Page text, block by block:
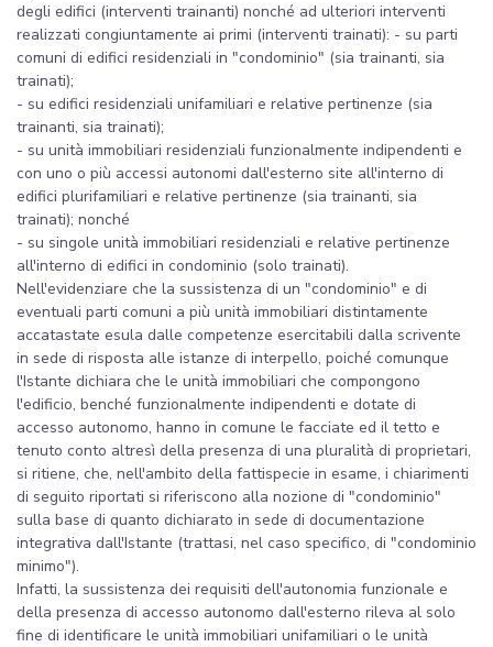
degli edifici (interventi trainanti) nonché ad ulteriori interventi
realizzati congiuntamente ai primi (interventi trainati): - su parti
comuni di edifici residenziali in "condominio" (sia trainanti, sia
trainati);
- su edifici residenziali unifamiliari e relative pertinenze (sia
trainanti, sia trainati);
- su unità immobiliari residenziali funzionalmente indipendenti e
con uno o più accessi autonomi dall'esterno site all'interno di
edifici plurifamiliari e relative pertinenze (sia trainanti, sia
trainati); nonché
- su singole unità immobiliari residenziali e relative pertinenze
all'interno di edifici in condominio (solo trainati).
Nell'evidenziare che la sussistenza di un "condominio" e di
eventuali parti comuni a più unità immobiliari distintamente
accatastate esula dalle competenze esercitabili dalla scrivente
in sede di risposta alle istanze di interpello, poiché comunque
l'Istante dichiara che le unità immobiliari che compongono
l'edificio, benché funzionalmente indipendenti e dotate di
accesso autonomo, hanno in comune le facciate ed il tetto e
tenuto conto altresì della presenza di una pluralità di proprietari,
si ritiene, che, nell'ambito della fattispecie in esame, i chiarimenti
di seguito riportati si riferiscono alla nozione di "condominio"
sulla base di quanto dichiarato in sede di documentazione
integrativa dall'Istante (trattasi, nel caso specifico, di "condominio
minimo").
Infatti, la sussistenza dei requisiti dell'autonomia funzionale e
della presenza di accesso autonomo dall'esterno rileva al solo
fine di identificare le unità immobiliari unifamiliari o le unità